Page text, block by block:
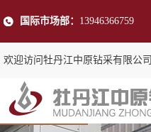
国际市场部： 13946366759
欢迎访问牡丹江中原钻采有限公司